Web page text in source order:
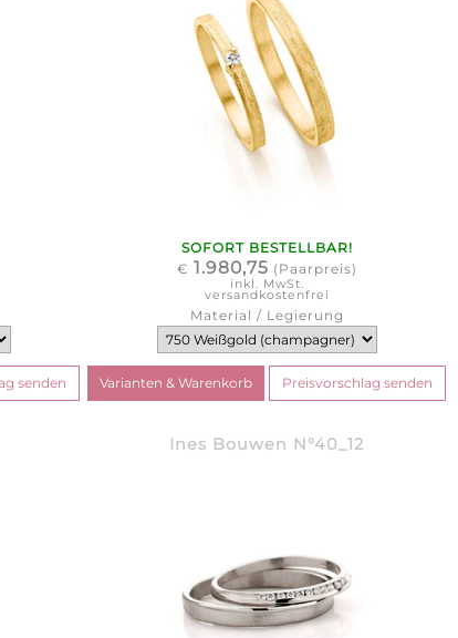
SOFORT BESTELLBAR!
€ 1.980,75 (Paarpreis)
inkl. MwSt.
versandkostenfrei
Material / Legierung
Ines Bouwen N°40_12